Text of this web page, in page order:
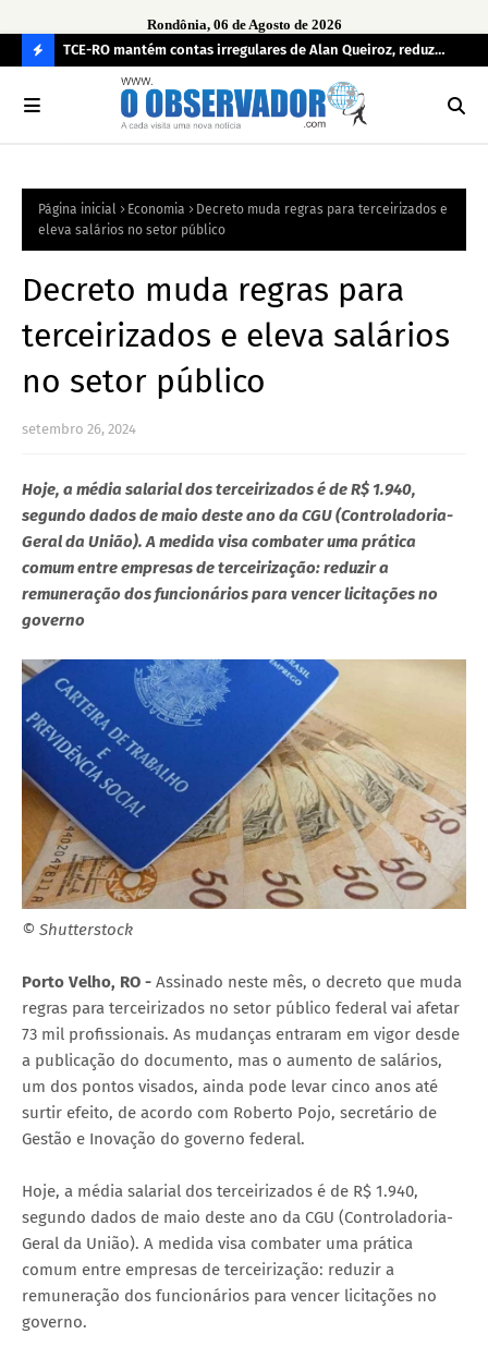
Rondônia, 06 de Agosto de 2026
O
R
TCE-RO mantém contas irregulares de Alan Queiroz, reduz
multa e caso pode gerar Inelegibilidade
Página inicial Economia
Decreto muda regras para terceirizados e
eleva salários no setor público
Decreto muda regras para
terceirizados e eleva salários
no setor público
setembro 26, 2024
Hoje, a média salarial dos terceirizados é de R$ 1.940,
segundo dados de maio deste ano da CGU (Controladoria-
Geral da União). A medida visa combater uma prática
comum entre empresas de terceirização: reduzir a
remuneração dos funcionários para vencer licitações no
governo
© Shutterstock
Porto Velho, RO - Assinado neste mês, o decreto que muda
regras para terceirizados no setor público federal vai afetar
73 mil profissionais. As mudanças entraram em vigor desde
a publicação do documento, mas o aumento de salários,
um dos pontos visados, ainda pode levar cinco anos até
surtir efeito, de acordo com Roberto Pojo, secretário de
Gestão e Inovação do governo federal.
Hoje, a média salarial dos terceirizados é de R$ 1.940,
segundo dados de maio deste ano da CGU (Controladoria-
Geral da União). A medida visa combater uma prática
comum entre empresas de terceirização: reduzir a
remuneração dos funcionários para vencer licitações no
governo.